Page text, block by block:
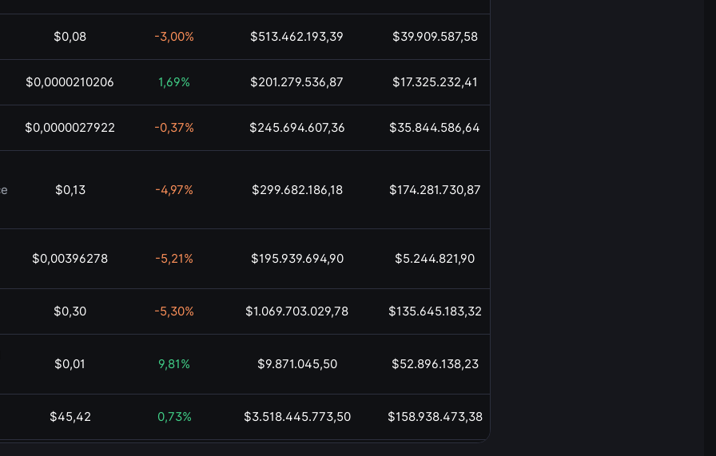
$0,08 -3,00% $513.462.193,39 $39.909.587,58
$0,0000210206 1,69% $201.279.536,87 $17.325.232,41
$0,0000027922 -0,37% $245.694.607,36 $35.844.586,64
$0,13 -4,97% $299.682.186,18 $174.281.730,87
$0,00396278 -5,21% $195.939.694,90 $5.244.821,90
$0,30 -5,30% $1.069.703.029,78 $135.645.183,32
$0,01 9,81% $9.871.045,50 $52.896.138,23
$45,42 0,73% $3.518.445.773,50 $158.938.473,38